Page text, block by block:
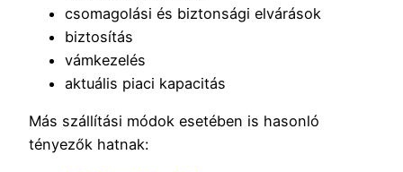
csomagolási és biztonsági elvárások
biztosítás
vámkezelés
aktuális piaci kapacitás
Más szállítási módok esetében is hasonló
tényezők hatnak: